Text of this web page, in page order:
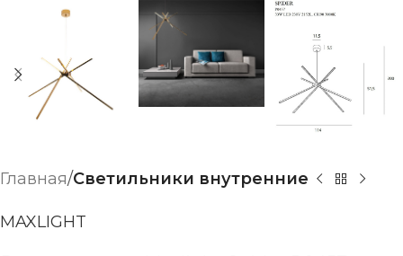
Главная Светильники внутренние
MAXLIGHT